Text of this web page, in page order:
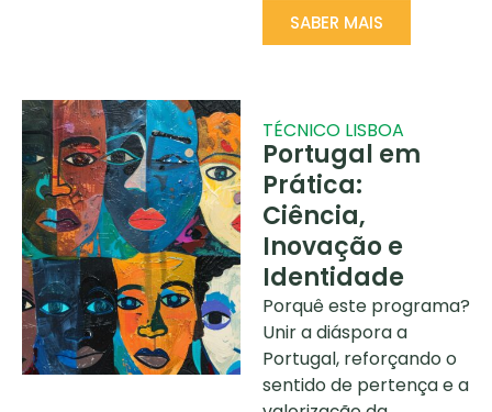
SABER MAIS
TÉCNICO LISBOA
Portugal em
Prática:
Ciência,
Inovação e
Identidade
Porquê este programa?
Unir a diáspora a
Portugal, reforçando o
sentido de pertença e a